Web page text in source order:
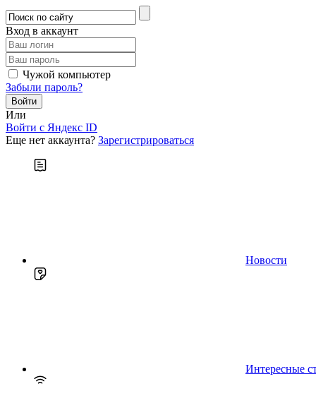
Вход в аккаунт
Чужой компьютер
Забыли пароль?
Или
Войти c Яндекс ID
Еще нет аккаунта? Зарегистрироваться
Новости
Интересные